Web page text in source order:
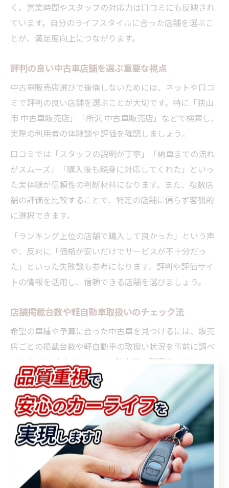
く、営業時間やスタッフの対応力は口コミにも反映され
ています。自分のライフスタイルに合った店舗を選ぶこ
とが、満足度向上につながります。
評判の良い中古車店舗を選ぶ重要な視点
中古車販売店選びで後悔しないためには、ネットや口コ
ミで評判の良い店舗を選ぶことが大切です。特に「狭山
市 中古車販売店」「所沢 中古車販売店」などで検索し、
実際の利用者の体験談や評価を確認しましょう。
口コミでは「スタッフの説明が丁寧」「納車までの流れ
がスムーズ」「購入後も親身に対応してくれた」といっ
た実体験が信頼性の判断材料になります。また、複数店
舗の評価を比較することで、特定の店舗に偏らず客観的
に選択できます。
「ランキング上位の店舗で購入して良かった」という声
や、反対に「価格が安いだけでサービスが不十分だっ
た」といった失敗談も参考になります。評判や評価サイ
トの情報を活用し、信頼できる店舗を選びましょう。
店舗掲載台数や軽自動車取扱いのチェック法
希望の車種や予算に合った中古車を見つけるには、販売
店ごとの掲載台数や軽自動車の取扱い状況を事前に調べ
ておくことがポイントです。狭山市・所沢市エリアで
は、掲載台数が多い店舗ほど選択肢が広がります。
特に軽自動車を希望する場合、「狭山市 中古車 軽 自動
車」「所沢 中古車 軽 自動車」などのキーワードで店舗
や在庫状況を検索し、取扱い車種や価格帯を比較しまし
ょう。掲載台数が多い店舗では、年式や走行距離、装備
など条件に合う車が見つかりやすい傾向です。
「複数店舗で比較して、自分にぴったりの軽自動車を選